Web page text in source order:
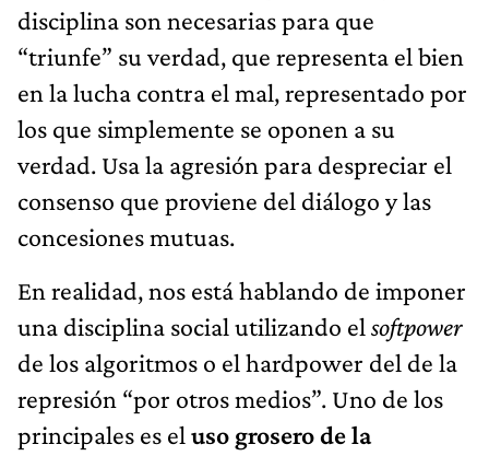
disciplina son necesarias para que
“triunfe” su verdad, que representa el bien
en la lucha contra el mal, representado por
los que simplemente se oponen a su
verdad. Usa la agresión para despreciar el
consenso que proviene del diálogo y las
concesiones mutuas.
En realidad, nos está hablando de imponer
una disciplina social utilizando el softpower
de los algoritmos o el hardpower del de la
represión “por otros medios”. Uno de los
principales es el uso grosero de la